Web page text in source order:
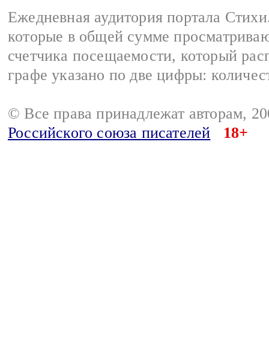
Ежедневная аудитория портала
которые в общей сумме
счетчика посещаемости, который
графе указано по две цифры:
© Все права принадлежат авторам,
Российского союза писателей
18+